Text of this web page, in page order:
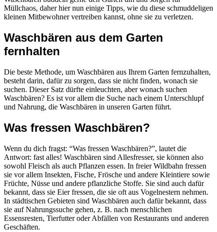
Müllchaos, daher hier nun einige Tipps, wie du diese schmuddeligen
kleinen Mitbewohner vertreiben kannst, ohne sie zu verletzen.
Waschbären aus dem Garten
fernhalten
Die beste Methode, um Waschbären aus Ihrem Garten fernzuhalten,
besteht darin, dafür zu sorgen, dass sie nicht finden, wonach sie
suchen. Dieser Satz dürfte einleuchten, aber wonach suchen
Waschbären? Es ist vor allem die Suche nach einem Unterschlupf
und Nahrung, die Waschbären in unseren Garten führt.
Was fressen Waschbären?
Wenn du dich fragst: “Was fressen Waschbären?”, lautet die
Antwort: fast alles! Waschbären sind Allesfresser, sie können also
sowohl Fleisch als auch Pflanzen essen. In freier Wildbahn fressen
sie vor allem Insekten, Fische, Frösche und andere Kleintiere sowie
Früchte, Nüsse und andere pflanzliche Stoffe. Sie sind auch dafür
bekannt, dass sie Eier fressen, die sie oft aus Vogelnestern nehmen.
In städtischen Gebieten sind Waschbären auch dafür bekannt, dass
sie auf Nahrungssuche gehen, z. B. nach menschlichen
Essensresten, Tierfutter oder Abfällen von Restaurants und anderen
Geschäften.